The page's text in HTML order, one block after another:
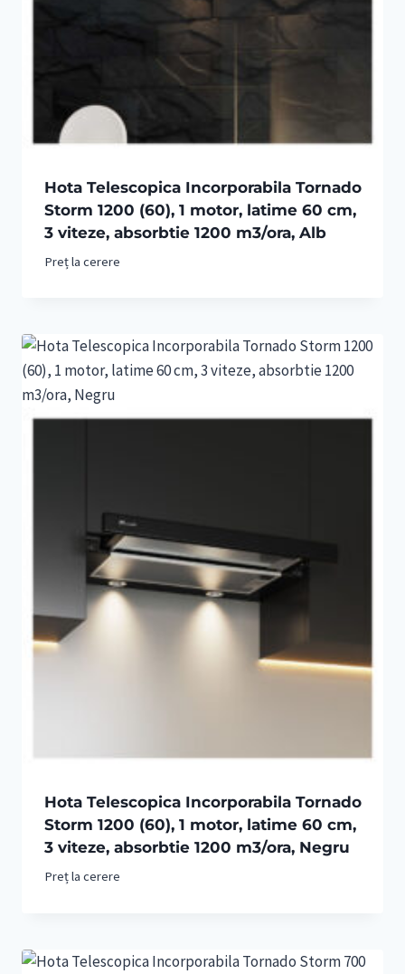
Hota Telescopica Incorporabila Tornado
Storm 1200 (60), 1 motor, latime 60 cm,
3 viteze, absorbtie 1200 m3/ora, Alb
Preț la cerere
Hota Telescopica Incorporabila Tornado
Storm 1200 (60), 1 motor, latime 60 cm,
3 viteze, absorbtie 1200 m3/ora, Negru
Preț la cerere